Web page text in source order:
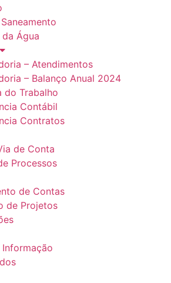
Água
– Atendimentos
– Balanço Anual 2024
do Trabalho
Contábil
Contratos
de Conta
Processos
de Contas
de Projetos